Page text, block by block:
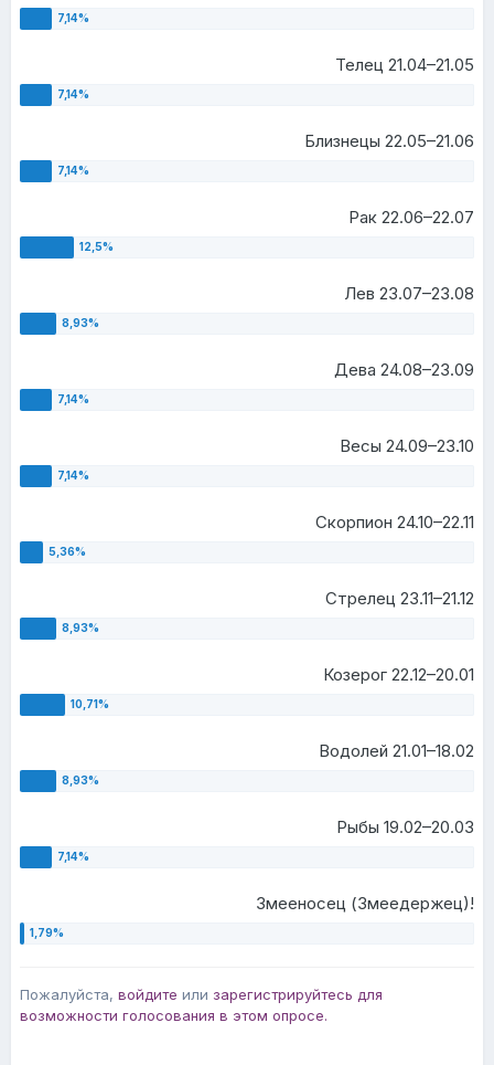
Телец 21.04–21.05
Близнецы 22.05–21.06
Рак 22.06–22.07
Лев 23.07–23.08
Дева 24.08–23.09
Весы 24.09–23.10
Скорпион 24.10–22.11
Стрелец 23.11–21.12
Козерог 22.12–20.01
Водолей 21.01–18.02
Рыбы 19.02–20.03
Змееносец (Змеедержец)!
Пожалуйста, войдите или зарегистрируйтесь для
возможности голосования в этом опросе.